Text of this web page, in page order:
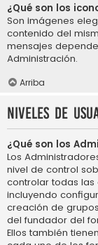
¿Qué son los
Son imágenes
contenido del
mensajes
Administración.
Arriba
Niveles de
¿Qué son los
Los
nivel de control
controlar todas
incluyendo
creación de
del fundador del
Ellos también